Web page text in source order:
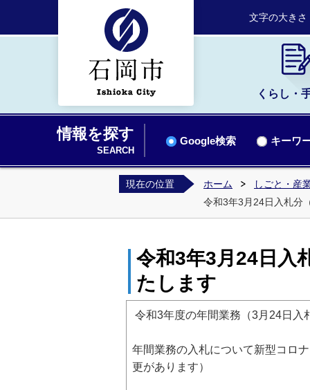
文字の大きさ
くらし・
情報を探す
SEARCH
Google検索 キーワ
現在の位置 ホーム
しごと・産
令和3年3月24日入札分
令和3年3月24日入
たします
令和3年度の年間業務（3月24日入
年間業務の入札について新型コロ
更があります）